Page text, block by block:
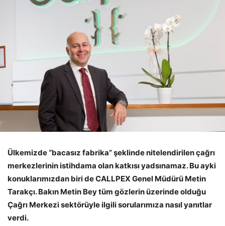
Ülkemizde “bacasız fabrika” şeklinde nitelendirilen çağrı
merkezlerinin istihdama olan katkısı yadsınamaz. Bu ayki
konuklarımızdan biri deCALLPEX Genel Müdürü Metin
Tarakçı. Bakın Metin Bey tüm gözlerin üzerinde olduğu
Çağrı Merkezi sektörüyle ilgili sorularımıza nasıl yanıtlar
verdi.